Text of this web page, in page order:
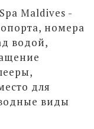
Maldives -
номера
водой,
для
виды